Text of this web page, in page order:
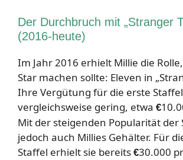
Der Durchbruch mit „Stranger
(2016-heute)
Im Jahr 2016 erhielt Millie die
Star machen sollte: Eleven in
Ihre Vergütung für die erste
vergleichsweise gering, etwa €
Mit der steigenden Popularität der
jedoch auch Millies Gehälter. Für
Staffel erhielt sie bereits €30.000